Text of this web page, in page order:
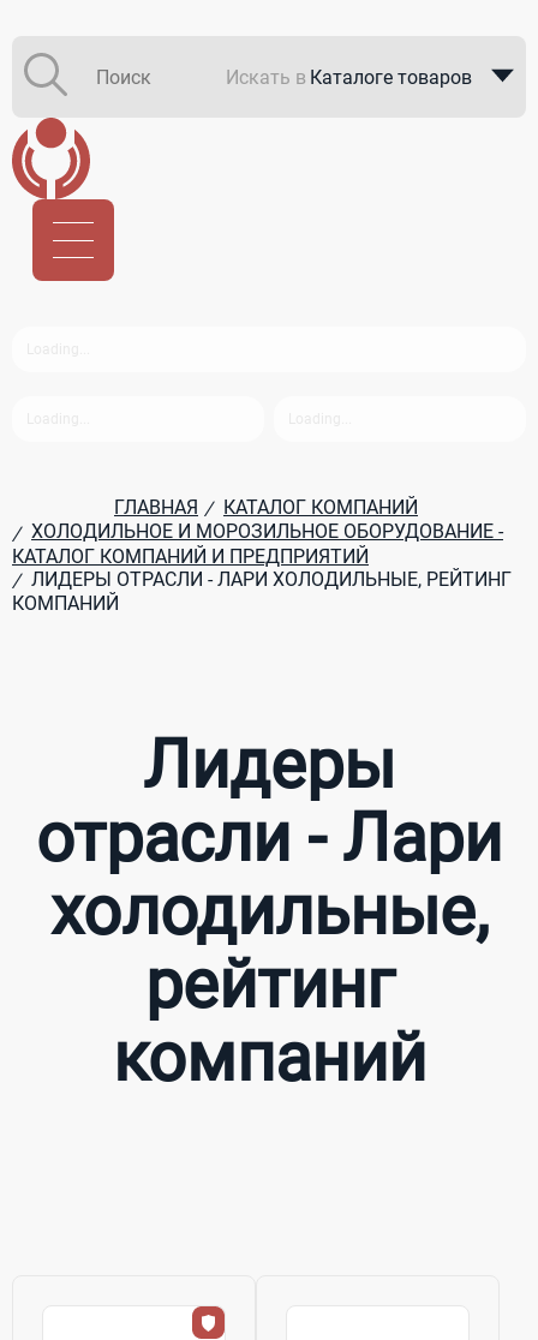
Искать в Каталоге товаров
ГЛАВНАЯ / КАТАЛОГ КОМПАНИЙ
/ ХОЛОДИЛЬНОЕ И МОРОЗИЛЬНОЕ ОБОРУДОВАНИЕ -
КАТАЛОГ КОМПАНИЙ И ПРЕДПРИЯТИЙ
/ ЛИДЕРЫ ОТРАСЛИ - ЛАРИ ХОЛОДИЛЬНЫЕ, РЕЙТИНГ
КОМПАНИЙ
Лидеры
отрасли - Лари
холодильные,
рейтинг
компаний